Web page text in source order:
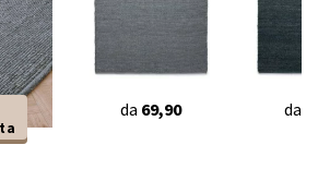
da 69,90 da